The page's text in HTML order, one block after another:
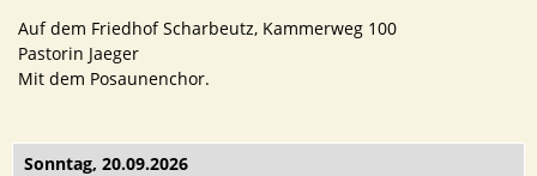
Auf dem Friedhof Scharbeutz, Kammerweg 100
Pastorin Jaeger
Mit dem Posaunenchor.
Sonntag, 20.09.2026